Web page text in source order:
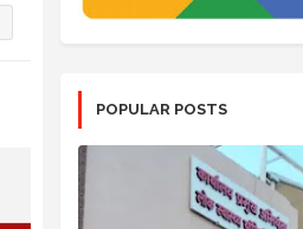
POPULAR POSTS